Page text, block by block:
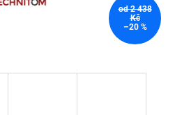
od 2 438
Kč
–20 %